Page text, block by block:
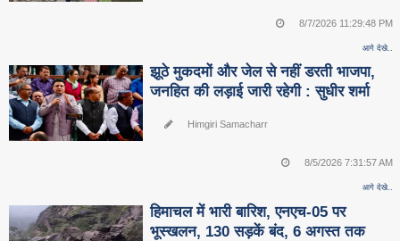
8/7/2026 11:29:48 PM
आगे देखे..
झूठे मुकदमों और जेल से नहीं डरती भाजपा,
जनहित की लड़ाई जारी रहेगी : सुधीर शर्मा
Himgiri Samacharr
8/5/2026 7:31:57 AM
आगे देखे..
हिमाचल में भारी बारिश, एनएच-05 पर
भूस्खलन, 130 सड़कें बंद, 6 अगस्त तक